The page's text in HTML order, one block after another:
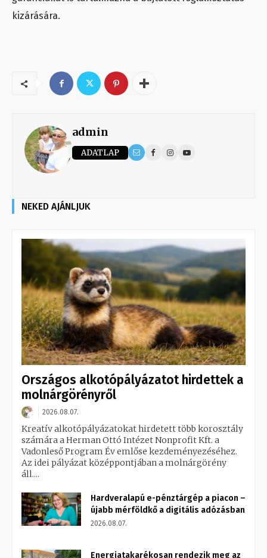
kizárására.
admin
ADATLAP
NEKED AJÁNLJUK
Országos alkotópályázatot hirdettek a
molnárgörényről
2026.08.07.
Kreatív alkotópályázatokat hirdetett több korosztály
számára a Herman Ottó Intézet Nonprofit Kft. a
Vadonleső Program Év emlőse kezdeményezéséhez.
Az idei pályázat középpontjában a molnárgörény
áll....
Hardveralapú e-pénztárgép a piacon –
újabb mérföldkő a digitális adózásban
2026.08.07.
Energiatakarékosan rendezik meg az